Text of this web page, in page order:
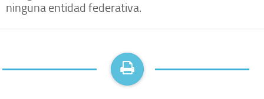
ninguna entidad federativa.